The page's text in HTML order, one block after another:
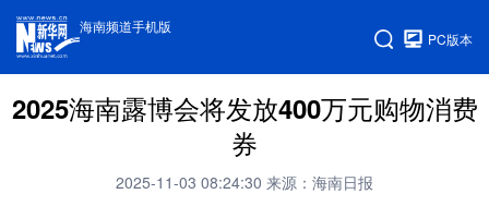
海南频道手机版
PC版本
2025海南露博会将发放400万元购物消费
券
2025-11-03 08:24:30 来源：海南日报